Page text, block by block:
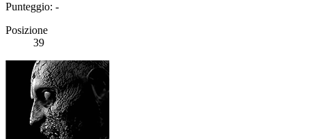
Punteggio: -
Posizione
39